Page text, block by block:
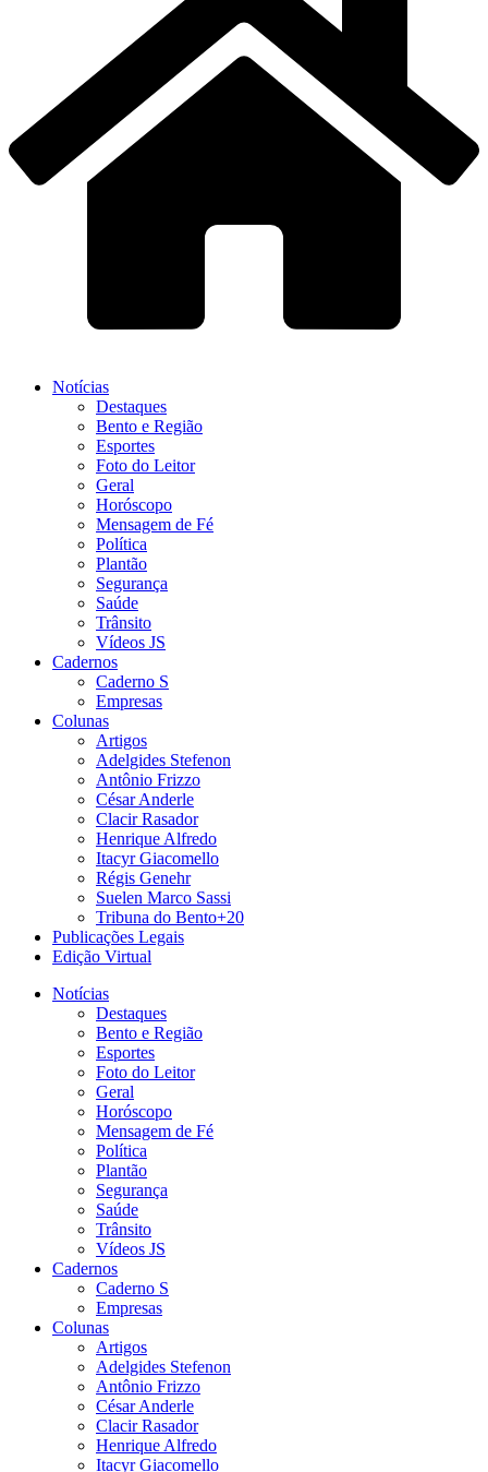
Notícias
Destaques
Bento e Região
Esportes
Foto do Leitor
Geral
Horóscopo
Mensagem de Fé
Política
Plantão
Segurança
Saúde
Trânsito
Vídeos JS
Cadernos
Caderno S
Empresas
Colunas
Artigos
Adelgides Stefenon
Antônio Frizzo
César Anderle
Clacir Rasador
Henrique Alfredo
Itacyr Giacomello
Régis Genehr
Suelen Marco Sassi
Tribuna do Bento+20
Publicações Legais
Edição Virtual
Notícias
Destaques
Bento e Região
Esportes
Foto do Leitor
Geral
Horóscopo
Mensagem de Fé
Política
Plantão
Segurança
Saúde
Trânsito
Vídeos JS
Cadernos
Caderno S
Empresas
Colunas
Artigos
Adelgides Stefenon
Antônio Frizzo
César Anderle
Clacir Rasador
Henrique Alfredo
Itacyr Giacomello